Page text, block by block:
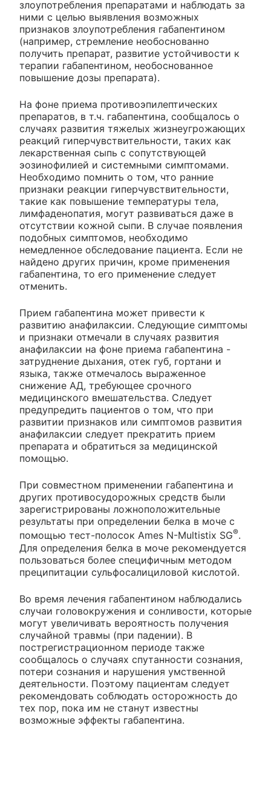
злоупотребления препаратами и наблюдать за
ними с целью выявления возможных
признаков злоупотребления габапентином
(например, стремление необоснованно
получить препарат, развитие устойчивости к
терапии габапентином, необоснованное
повышение дозы препарата).
На фоне приема противоэпилептических
препаратов, в т.ч. габапентина, сообщалось о
случаях развития тяжелых жизнеугрожающих
реакций гиперчувствительности, таких как
лекарственная сыпь с сопутствующей
эозинофилией и системными симптомами.
Необходимо помнить о том, что ранние
признаки реакции гиперчувствительности,
такие как повышение температуры тела,
лимфаденопатия, могут развиваться даже в
отсутствии кожной сыпи. В случае появления
подобных симптомов, необходимо
немедленное обследование пациента. Если не
найдено других причин, кроме применения
габапентина, то его применение следует
отменить.
Прием габапентина может привести к
развитию анафилаксии. Следующие симптомы
и признаки отмечали в случаях развития
анафилаксии на фоне приема габапентина -
затруднение дыхания, отек губ, гортани и
языка, также отмечалось выраженное
снижение АД, требующее срочного
медицинского вмешательства. Следует
предупредить пациентов о том, что при
развитии признаков или симптомов развития
анафилаксии следует прекратить прием
препарата и обратиться за медицинской
помощью.
При совместном применении габапентина и
других противосудорожных средств были
зарегистрированы ложноположительные
результаты при определении белка в моче с
помощью тест-полосок Ames N-Multistix SG®.
Для определения белка в моче рекомендуется
пользоваться более специфичным методом
преципитации сульфосалициловой кислотой.
Во время лечения габапентином наблюдались
случаи головокружения и сонливости, которые
могут увеличивать вероятность получения
случайной травмы (при падении). В
пострегистрационном периоде также
сообщалось о случаях спутанности сознания,
потери сознания и нарушения умственной
деятельности. Поэтому пациентам следует
рекомендовать соблюдать осторожность до
тех пор, пока им не станут известны
возможные эффекты габапентина.